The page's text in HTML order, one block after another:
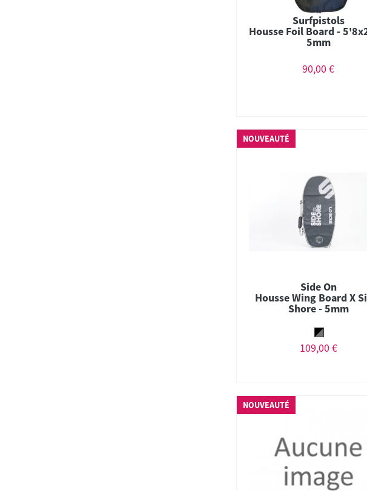
Surfpistols
Housse Foil Board -
5mm
90,00 €
NOUVEAUTÉ
Side On
Housse Wing Board X
Shore - 5mm
109,00 €
NOUVEAUTÉ